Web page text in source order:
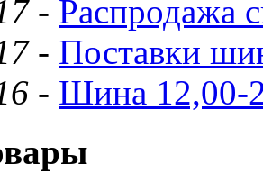
- Распродажа
- Поставки
- Шина 12,00-